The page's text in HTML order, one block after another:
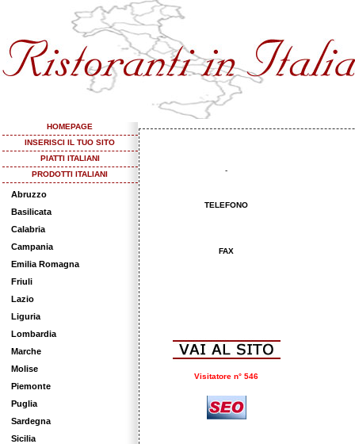
HOMEPAGE
INSERISCI IL TUO SITO
PIATTI ITALIANI
PRODOTTI ITALIANI
Abruzzo
Basilicata
Calabria
Campania
Emilia Romagna
Friuli
Lazio
Liguria
Lombardia
Marche
Molise
Piemonte
Puglia
Sardegna
Sicilia
-
TELEFONO
FAX
Visitatore n° 546